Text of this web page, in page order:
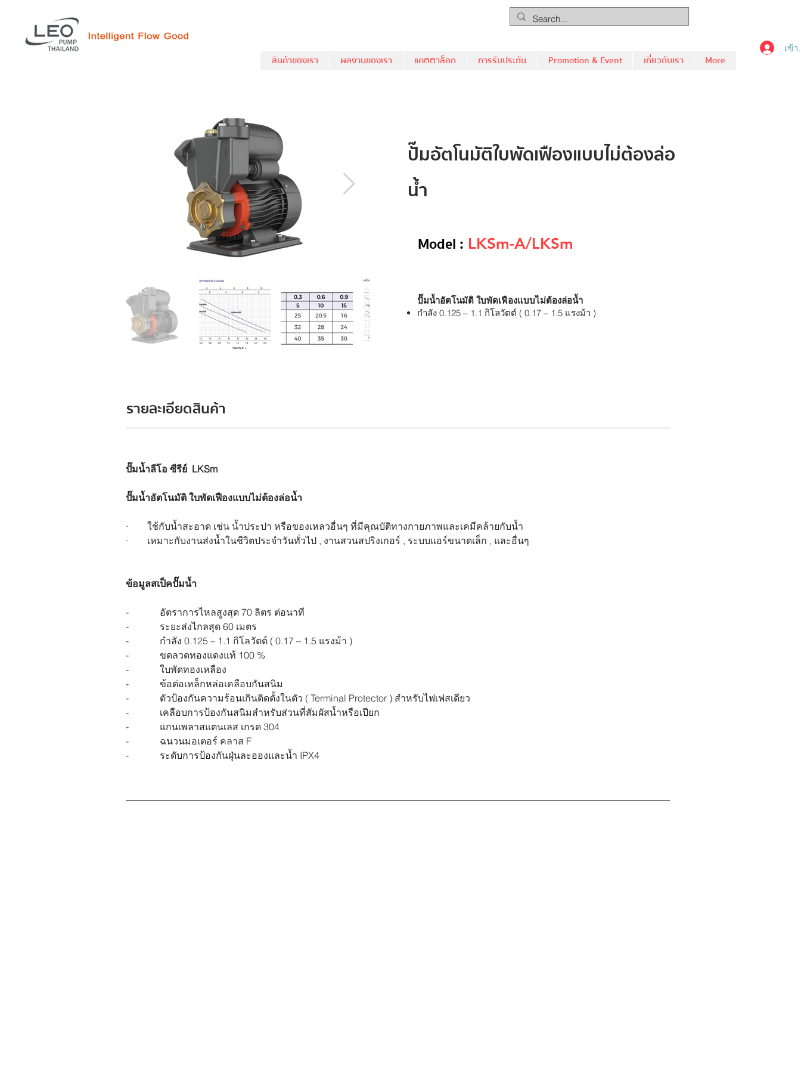
สินค้าของเรา ผลงานของเรา แคตตาล็อก การรับประกัน Promotion & Event เกี่ยวกับเรา More
เข้
ปั๊มอัตโนมัติใบพัดเฟืองแบบไม่ต้องล่อ
น้ำ
Model : LKSm-A/LKSm
ปั๊มน้ำอัตโนมัติ ใบพัดเฟืองแบบไม่ต้องล่อน้ำ
กำลัง 0.125 – 1.1 กิโลวัตต์ ( 0.17 – 1.5 แรงม้า )
รายละเอียดสินค้า
ปั๊มน้ำลีโอ ซีรีย์  LKSm
ปั๊มน้ำอัตโนมัติ ใบพัดเฟืองแบบไม่ต้องล่อน้ำ
·        ใช้กับน้ำสะอาด เช่น น้ำประปา หรือของเหลวอื่นๆ ที่มีคุณบัติทางกายภาพและเคมีคล้ายกับน้ำ
·        เหมาะกับงานส่งน้ำในชีวิตประจำวันทั่วไป , งานสวนสปริงเกอร์ , ระบบแอร์ขนาดเล็ก , และอื่นๆ
ข้อมูลสเป็คปั๊มน้ำ
-             อัตราการไหลสูงสุด 70 ลิตร ต่อนาที
-             ระยะส่งไกลสุด 60 เมตร
-             กำลัง 0.125 – 1.1 กิโลวัตต์ ( 0.17 – 1.5 แรงม้า )
-             ขดลวดทองแดงแท้ 100 %
-             ใบพัดทองเหลือง
-             ข้อต่อเหล็กหล่อเคลือบกันสนิม
-             ตัวป้องกันความร้อนเกินติดตั้งในตัว ( Terminal Protector ) สำหรับไฟเฟสเดียว
-             เคลือบการป้องกันสนิมสำหรับส่วนที่สัมผัสน้ำหรือเปียก
-             แกนเพลาสแตนเลส เกรด 304
-             ฉนวนมอเตอร์ คลาส F
-             ระดับการป้องกันฝุ่นละอองและน้ำ IPX4